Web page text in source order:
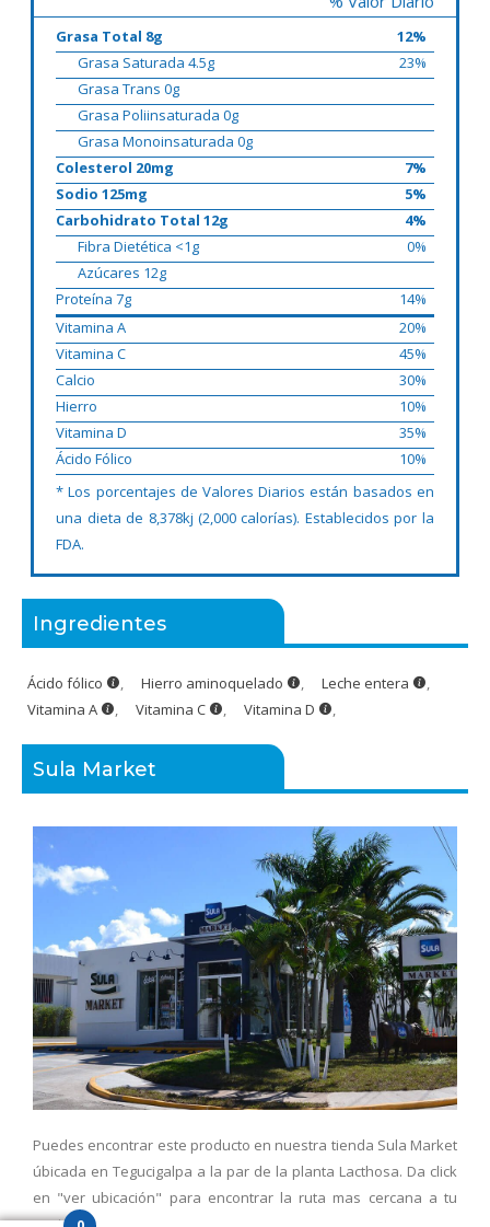
Grasa Total 8g
12%
Grasa Saturada 4.5g
23%
Grasa Trans 0g
Grasa Poliinsaturada 0g
Grasa Monoinsaturada 0g
Colesterol 20mg
7%
Sodio 125mg
5%
Carbohidrato Total 12g
4%
Fibra Dietética <1g
0%
Azúcares 12g
Proteína 7g
14%
Vitamina A
20%
Vitamina C
45%
Calcio
30%
Hierro
10%
Vitamina D
35%
Ácido Fólico
10%
* Los porcentajes de Valores Diarios están basados en
una dieta de 8,378kj (2,000 calorías). Establecidos por la
FDA.
Ingredientes
Ácido fólico , Hierro aminoquelado , Leche entera
,
Vitamina A
, Vitamina C , Vitamina D ,
Sula Market
Puedes encontrar este producto en nuestra tienda Sula Market
úbicada en Tegucigalpa a la par de la planta Lacthosa. Da click
en "ver ubicación" para encontrar la ruta mas cercana a tu